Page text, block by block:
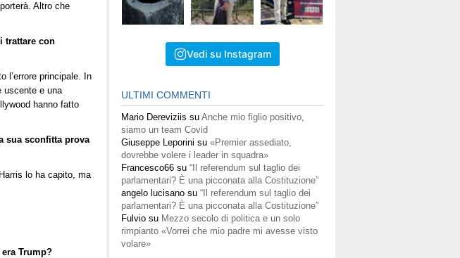
Altro che
trattare con
l’errore principale. In
uscente e una
hanno fatto
sua sconfitta prova
lo ha capito, ma
Trump?
Vedi su Instagram
ULTIMI COMMENTI
Mario Dereviziis su Anche mio figlio positivo,
siamo un team Covid
Giuseppe Leporini su «Premier assediato,
dovrebbe volere i leader in squadra»
Francesco66 su “Il referendum sul taglio dei
parlamentari? È una picconata alla Costituzione”
angelo lucisano su “Il referendum sul taglio dei
parlamentari? È una picconata alla Costituzione”
Fulvio su Mezzo secolo di politica e un solo
rimpianto «Vorrei che mio padre mi avesse visto
volare»